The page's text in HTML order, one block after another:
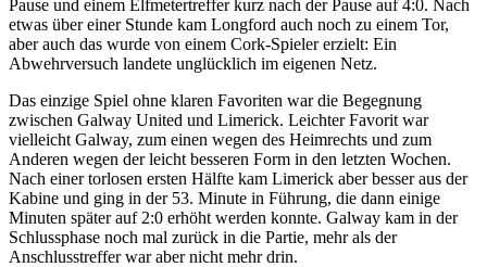
Pause und einem Elfmetertreffer kurz nach der Pause auf 4:0. Nach
etwas über einer Stunde kam Longford auch noch zu einem Tor,
aber auch das wurde von einem Cork-Spieler erzielt: Ein
Abwehrversuch landete unglücklich im eigenen Netz.
Das einzige Spiel ohne klaren Favoriten war die Begegnung
zwischen Galway United und Limerick. Leichter Favorit war
vielleicht Galway, zum einen wegen des Heimrechts und zum
Anderen wegen der leicht besseren Form in den letzten Wochen.
Nach einer torlosen ersten Hälfte kam Limerick aber besser aus der
Kabine und ging in der 53. Minute in Führung, die dann einige
Minuten später auf 2:0 erhöht werden konnte. Galway kam in der
Schlussphase noch mal zurück in die Partie, mehr als der
Anschlusstreffer war aber nicht mehr drin.